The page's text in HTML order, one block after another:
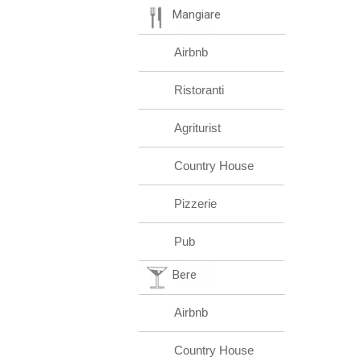
Mangiare
Airbnb
Ristoranti
Agriturist
Country House
Pizzerie
Pub
Bere
Airbnb
Country House